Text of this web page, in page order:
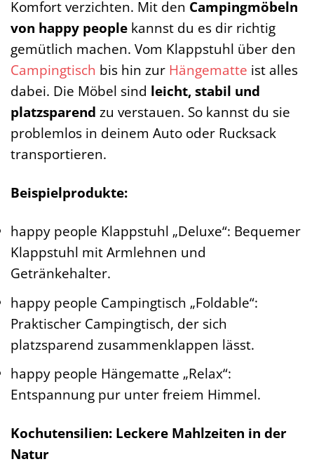
Komfort verzichten. Mit den Campingmöbeln
von happy people kannst du es dir richtig
gemütlich machen. Vom Klappstuhl über den
Campingtisch bis hin zur Hängematte ist alles
dabei. Die Möbel sind leicht, stabil und
platzsparend zu verstauen. So kannst du sie
problemlos in deinem Auto oder Rucksack
transportieren.
Beispielprodukte:
happy people Klappstuhl „Deluxe“: Bequemer
Klappstuhl mit Armlehnen und
Getränkehalter.
happy people Campingtisch „Foldable“:
Praktischer Campingtisch, der sich
platzsparend zusammenklappen lässt.
happy people Hängematte „Relax“:
Entspannung pur unter freiem Himmel.
Kochutensilien: Leckere Mahlzeiten in der
Natur